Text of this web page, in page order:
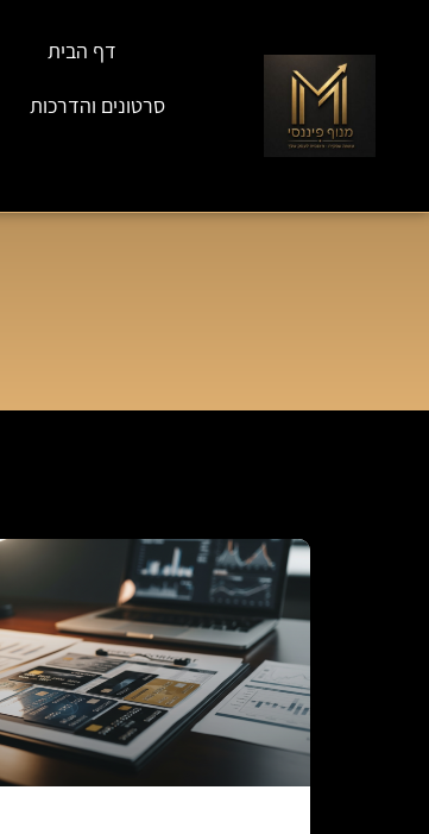
דף הבית
סרטונים והדרכות